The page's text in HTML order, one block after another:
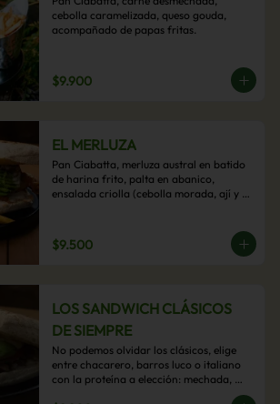
cebolla caramelizada, queso gouda,
acompañado de papas fritas.
$9.900
EL MERLUZA
Pan Ciabatta, merluza austral en batido
de harina frito, palta en abanico,
ensalada criolla (cebolla morada, ají y
$9.500
LOS SANDWICH CLÁSICOS
DE SIEMPRE
No podemos olvidar los clásicos, elige
entre chacarero, barros luco o italiano
con la proteína a elección: mechada,